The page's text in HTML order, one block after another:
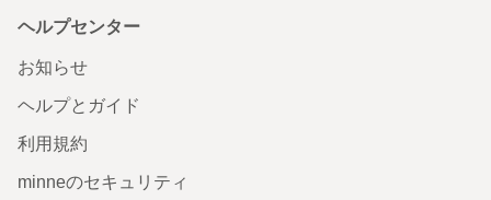
ヘルプセンター
お知らせ
ヘルプとガイド
利用規約
minneのセキュリティ